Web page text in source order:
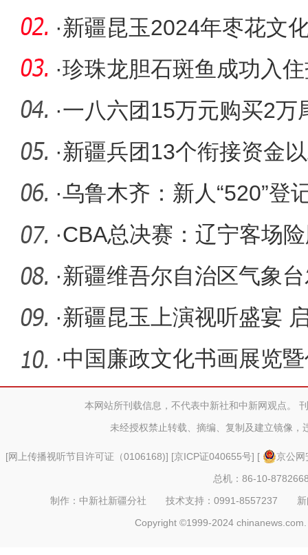
标杆奖
·新疆昆玉2024年枣花文
·珍珠龙胆石斑鱼成功入
·一八六团15万元购买2万
质量发展
·新疆兵团13个衔接资金
5441万元
·乌鲁木齐：新人“520”登
·CBA总决赛：辽宁客场
拿下赛
·新疆维吾尔自治区气象
信号
·新疆昆玉上演视听盛宴
日”序
·中国廉政文化书画展览
疆伊宁市
本网站所刊载信息，不代表中新社和中新网观点。
未经授权禁止转载、摘编、复制及建立镜像，
[网上传播视听节目许可证（0106168)] [京ICP证040655号] [
京公
总机：86-10-
制作：中新社新疆分社 技术支持：0991-8557237
Copyright ©1999-2024